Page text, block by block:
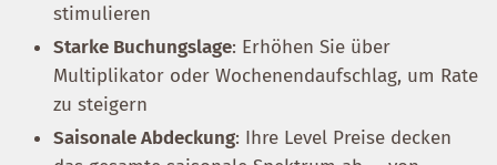
stimulieren
Starke Buchungslage: Erhöhen Sie über
Multiplikator oder Wochenendaufschlag, um Rate
zu steigern
Saisonale Abdeckung: Ihre Level Preise decken